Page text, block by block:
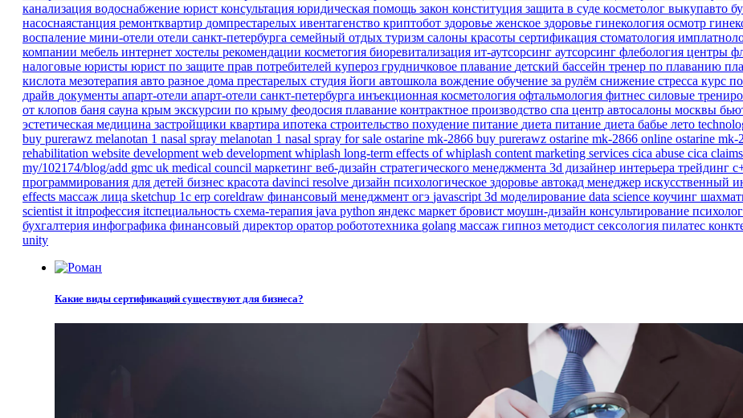
канализация водоснабжение юрист консультация юридическая помощь закон конституция защита в суде косметолог выкупавто
насоснаястанция ремонтквартир домпрестарелых ивентагенство криптобот здоровье женское здоровье гинекология осмотр
воспаление мини-отели отели санкт-петербурга семейный отдых туризм салоны красоты сертификация стоматология
компании мебель интернет хостелы рекомендации косметогия биоревитализация ит-аутсорсинг аутсорсинг флебология центры
налоговые юристы юрист по защите прав потребителей купероз грудничковое плавание детский бассейн тренер по плаванию
кислота мезотерапия авто разное дома престарелых студия йоги автошкола вождение обучение за рулём снижение стресса курс
драйв документы апарт-отели апарт-отели санкт-петербурга инъекционная косметология офтальмология фитнес силовые
от клопов баня сауна крым экскурсии по крыму феодосия плавание контрактное производство спа центр автосалоны москвы
эстетическая медицина застройщики квартира ипотека строительство похудение питание диета питание диета бабье лето
buy purerawz melanotan 1 nasal spray melanotan 1 nasal spray for sale ostarine mk-2866 buy purerawz ostarine mk-2866 online ostarine mk-
rehabilitation website development web development whiplash long-term effects of whiplash content marketing services cica abuse cica claims
my/102174/blog/add gmc uk medical council маркетинг веб-дизайн стратегического менеджмента 3d дизайнер интерьера трейдинг
программирования для детей бизнес красота davinci resolve дизайн психологическое здоровье автокад менеджер искусственный
effects массаж лица sketchup 1с erp coreldraw финансовый менеджмент огэ javascript 3d моделирование data science коучинг
scientist it itпрофессия itспециальность схема-терапия java python яндекс маркет бровист моушн-дизайн консультирование
бухгалтерия инфографика финансовый директор оратор робототехника golang массаж гипноз методист сексология пилатес
unity
Какие виды сертификаций существуют для бизнеса?